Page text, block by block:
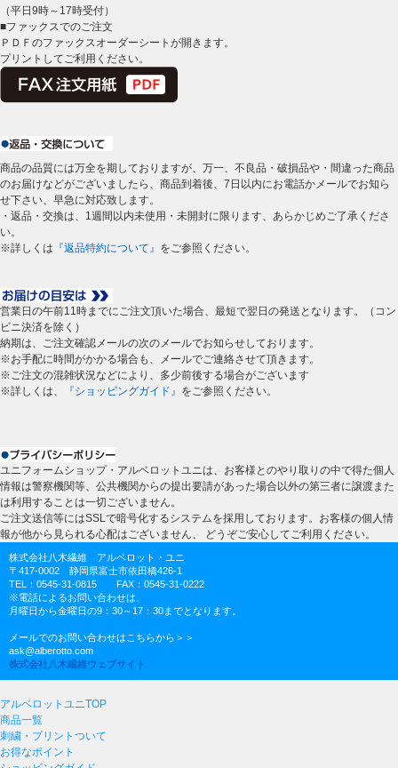
（平日9時～17時受付）
■ファックスでのご注文
ＰＤＦのファックスオーダーシートが開きます。
プリントしてご利用ください。
商品の品質には万全を期しておりますが、万一、不良品・破損品や・間違った商品
のお届けなどがございましたら、商品到着後、7日以内にお電話かメールでお知ら
せ下さい、早急に対応致します。
・返品・交換は、1週間以内未使用・未開封に限ります、あらかじめご了承くださ
い。
※詳しくは 『返品特約について』 をご参照ください。
営業日の午前11時までにご注文頂いた場合、最短で翌日の発送となります。（コン
ビニ決済を除く）
納期は、ご注文確認メールの次のメールでお知らせしております。
※お手配に時間がかかる場合も、メールでご連絡させて頂きます。
※ご注文の混雑状況などにより、多少前後する場合がございます
※詳しくは、
『ショッピングガイド』 をご参照ください。
ユニフォームショップ・アルベロットユニは、お客様とのやり取りの中で得た個人
情報は警察機関等、公共機関からの提出要請があった場合以外の第三者に譲渡また
は利用することは一切ございません。
ご注文送信等にはSSLで暗号化するシステムを採用しております。お客様の個人情
報が他から見られる心配はございません、 どうぞご安心してご利用ください。
株式会社八木繊維 アルベロット・ユニ
〒417-0002 静岡県富士市依田橋426-1
TEL：0545-31-0815 FAX：0545-31-0222
※電話によるお問い合わせは、
月曜日から金曜日の9：30～17：30までとなります。
メールでのお問い合わせはこちらから＞＞
ask@alberotto.com
株式会社八木繊維ウェブサイト
アルベロットユニTOP
商品一覧
刺繍・プリントついて
お得なポイント